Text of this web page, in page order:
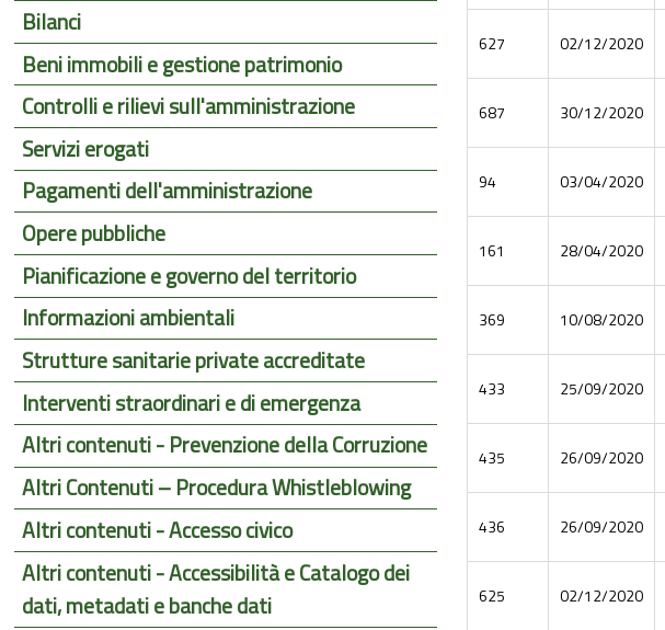
627 02/12/2020
687 30/12/2020
94 03/04/2020
161 28/04/2020
369 10/08/2020
433 25/09/2020
435 26/09/2020
436 26/09/2020
625 02/12/2020
Bilanci
Beni immobili e gestione patrimonio
Controlli e rilievi sull'amministrazione
Servizi erogati
Pagamenti dell'amministrazione
Opere pubbliche
Pianificazione e governo del territorio
Informazioni ambientali
Strutture sanitarie private accreditate
Interventi straordinari e di emergenza
Altri contenuti - Prevenzione della Corruzione
Altri Contenuti – Procedura Whistleblowing
Altri contenuti - Accesso civico
Altri contenuti - Accessibilità e Catalogo dei
dati, metadati e banche dati